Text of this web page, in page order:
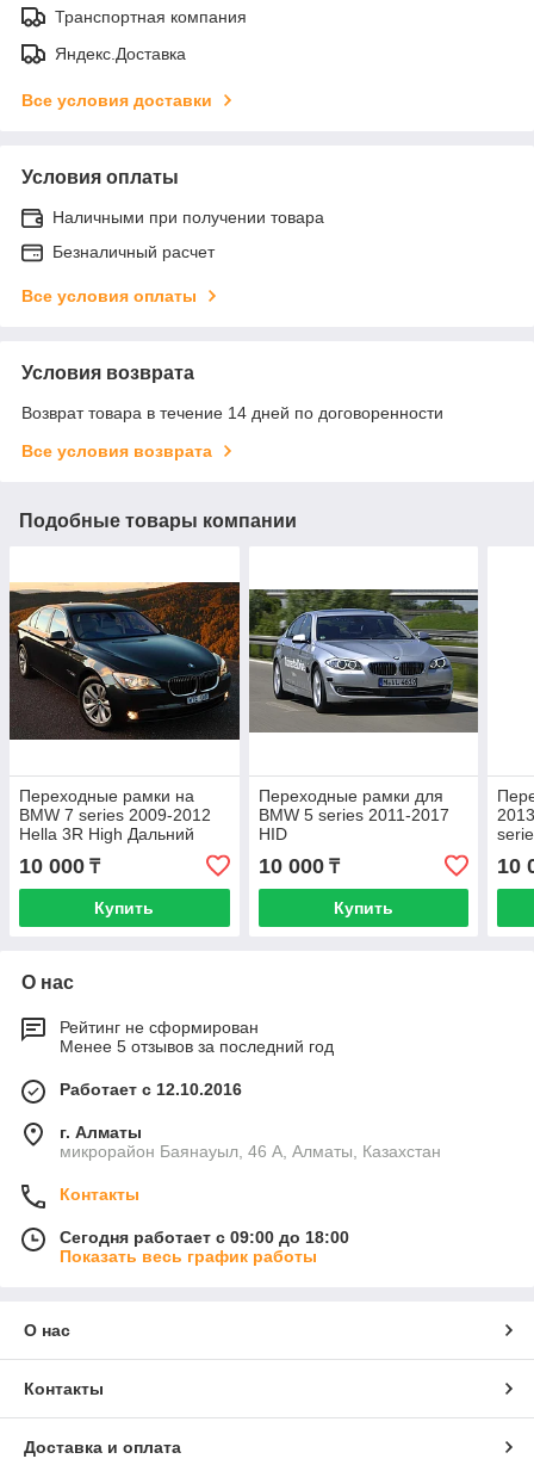
Транспортная компания
Яндекс.Доставка
Все условия доставки
Условия оплаты
Наличными при получении товара
Безналичный расчет
Все условия оплаты
Условия возврата
Возврат товара в течение 14 дней по договоренности
Все условия возврата
Подобные товары компании
Переходные рамки на
BMW 7 series 2009-2012
Hella 3R High Дальний
10 000 ₸
Купить
Переходные рамки для
BMW 5 series 2011-2017
HID
10 000₸
Купить
F01
10
О нас
Рейтинг не сформирован
Менее 5 отзывов за последний год
Работает с 12.10.2016
г. Алматы
микрорайон Баянауыл, 46 А, Алматы, Казахстан
Контакты
Сегодня работает с 09:00 до 18:00
Показать весь график работы
О нас
Контакты
Доставка и оплата